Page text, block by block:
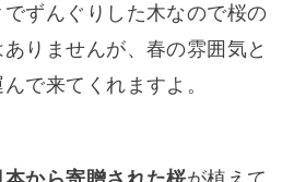
ずんぐりした木なので桜の
りませんが、春の雰囲気と
で来てくれますよ。